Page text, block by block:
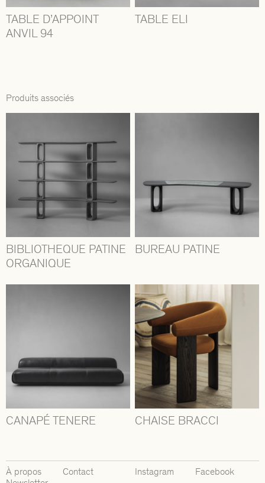
TABLE D’APPOINT
ANVIL 94
TABLE ELI
Produits associés
BIBLIOTHEQUE PATINE
ORGANIQUE
BUREAU PATINE
CANAPÉ TENERE CHAISE BRACCI
À propos
Contact
Instagram Facebook